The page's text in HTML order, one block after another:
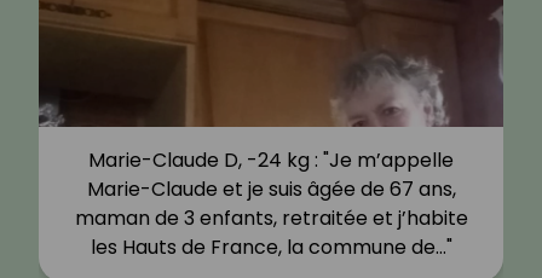
Marie-Claude D, -24 kg : "Je m’appelle
Marie-Claude et je suis âgée de 67 ans,
maman de 3 enfants, retraitée et j’habite
les Hauts de France, la commune de…"